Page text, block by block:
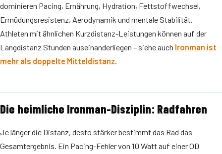
dominieren Pacing, Ernährung, Hydration, Fettstoffwechsel,
Ermüdungsresistenz, Aerodynamik und mentale Stabilität.
Athleten mit ähnlichen Kurzdistanz-Leistungen können auf der
Langdistanz Stunden auseinanderliegen – siehe auch Ironman ist
mehr als doppelte Mitteldistanz.
Die heimliche Ironman-Disziplin: Radfahren
Je länger die Distanz, desto stärker bestimmt das Rad das
Gesamtergebnis. Ein Pacing-Fehler von 10 Watt auf einer OD